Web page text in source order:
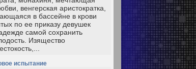
венгерская аристократка,
в бассейне в крови
по ее приказу девушек
самой сохранить
Изящество
испытание